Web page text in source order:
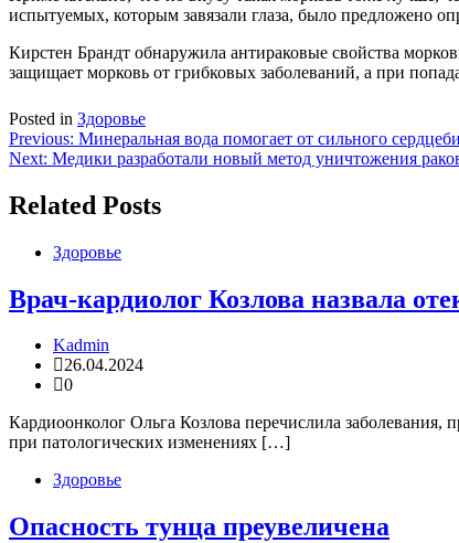
испытуемых, которым завязали глаза, было предложено
Кирстен Брандт обнаружила антираковые свойства
защищает морковь от грибковых заболеваний, а при
Posted in Здоровье
Навигация
по
записям
Previous: Минеральная вода помогает от сильного
Next: Медики разработали новый метод уничтожения
Related Posts
Здоровье
Врач-кардиолог Козлова назвала
Kadmin
26.04.2024
0
Кардиоонколог Ольга Козлова перечислила заболевания,
при патологических изменениях […]
Здоровье
Опасность тунца преувеличена